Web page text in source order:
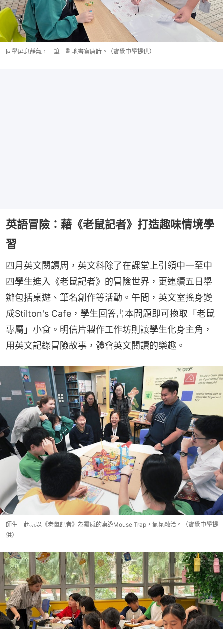
同學屏息靜氣，一筆一劃地書寫唐詩。（寶覺中學提供）
英語冒險：藉《老鼠記者》打造趣味情境學
習
四月英文閱讀周，英文科除了在課堂上引領中一至中
四學生進入《老鼠記者》的冒險世界，更連續五日舉
辦包括桌遊、筆名創作等活動。午間，英文室搖身變
成Stilton's Cafe，學生回答書本問題即可換取「老鼠
專屬」小食。明信片製作工作坊則讓學生化身主角，
用英文記錄冒險故事，體會英文閱讀的樂趣。
師生一起玩以《老鼠記者》為靈感的桌遊Mouse Trap，氣氛融洽。（寶覺中學提
供）